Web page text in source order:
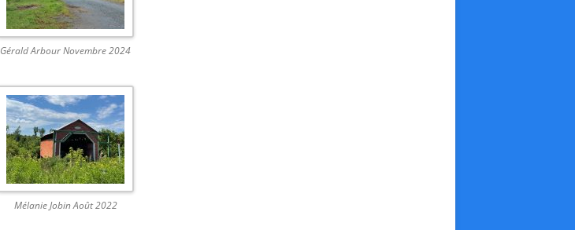
Gérald Arbour Novembre 2024
Mélanie Jobin Août 2022